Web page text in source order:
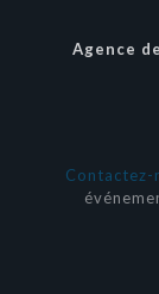
Agence
Contactez-